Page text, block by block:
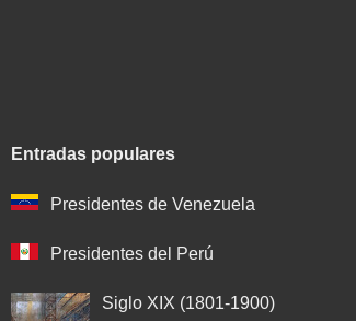
Entradas populares
Presidentes de Venezuela
Presidentes del Perú
Siglo XIX (1801-1900)